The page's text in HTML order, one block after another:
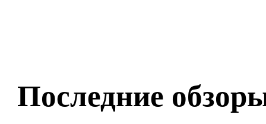
Последние